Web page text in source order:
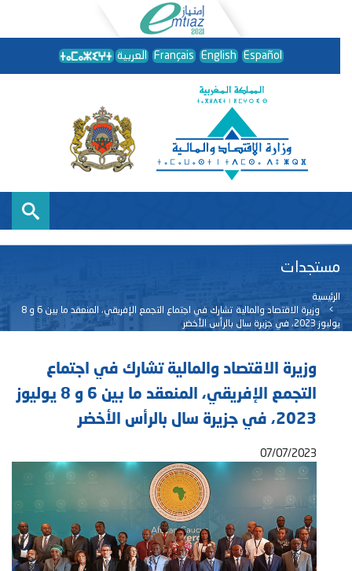
العربية Français English Español
مستجدات
الرئيسية
وزيرة الاقتصاد والمالية تشارك في اجتماع التجمع الإفريقي، المنعقد ما بين 6 و 8
يوليوز 2023، في جزيرة سال بالرأس الأخضر
وزيرة الاقتصاد والمالية تشارك في اجتماع
التجمع الإفريقي، المنعقد ما بين 6 و 8 يوليوز
2023، في جزيرة سال بالرأس الأخضر
07/07/2023